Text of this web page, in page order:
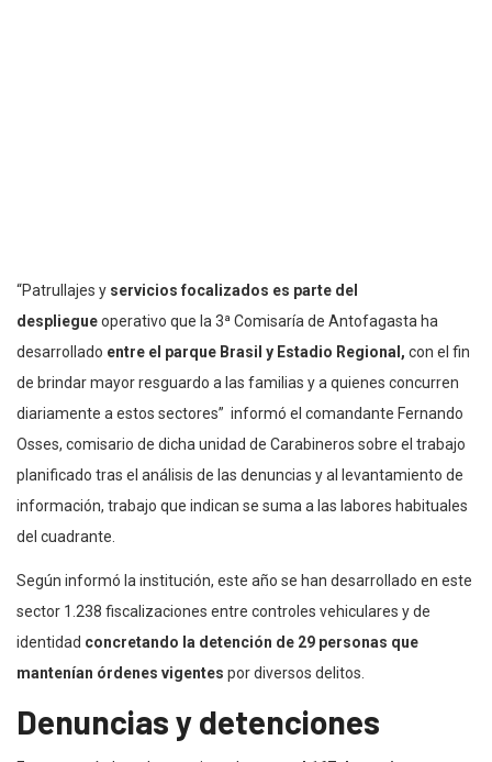
“Patrullajes y servicios focalizados es parte del
despliegueoperativo que la 3ª Comisaría de Antofagasta ha
desarrollado entre el parque Brasil y Estadio Regional, con el fin
de brindar mayor resguardo a las familias y a quienes concurren
diariamente a estos sectores” informó el comandante Fernando
Osses, comisario de dicha unidad de Carabineros sobre el trabajo
planificado tras el análisis de las denuncias y al levantamiento de
información, trabajo que indican se suma a las labores habituales
del cuadrante.
Según informó la institución, este año se han desarrollado en este
sector 1.238 fiscalizaciones entre controles vehiculares y de
identidad concretando la detención de 29 personas que
mantenían órdenes vigentes por diversos delitos.
Denuncias y detenciones